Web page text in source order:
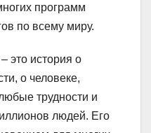
программ
по всему миру.
это история о
о человеке,
трудности и
людей. Его